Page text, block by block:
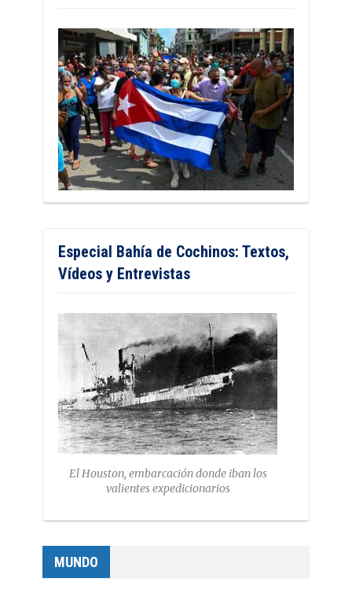
Especial Bahía de Cochinos: Textos,
Vídeos y Entrevistas
El Houston, embarcación donde iban los
valientes expedicionarios
MUNDO